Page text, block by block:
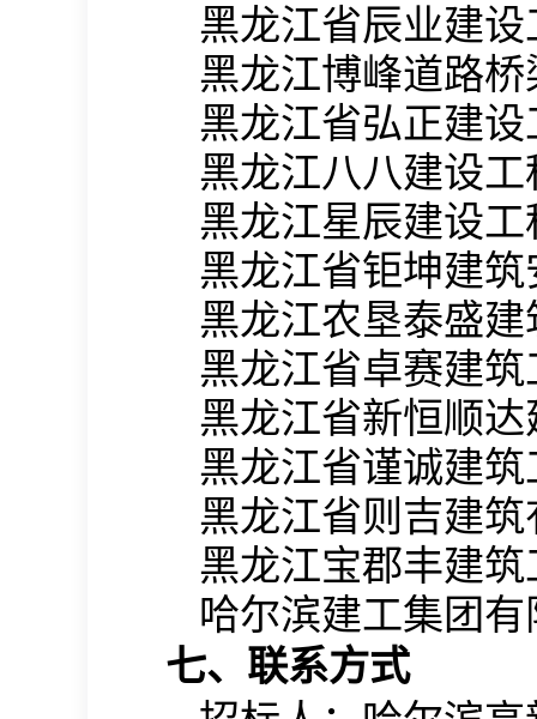
黑龙江省辰业建
黑龙江博峰道路
黑龙江省弘正建
黑龙江八八建设
黑龙江星辰建设
黑龙江省钜坤建
黑龙江农垦泰盛
黑龙江省卓赛建
黑龙江省新恒顺
黑龙江省谨诚建
黑龙江省则吉建
黑龙江宝郡丰建
哈尔滨建工集团
七、联系方式